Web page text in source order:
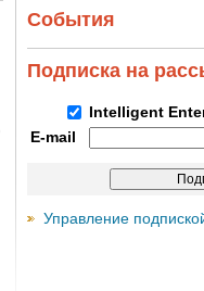
События
Подписка на
Intelligent
E-mail
Управление